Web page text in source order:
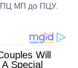
МП дo ПЦУ.